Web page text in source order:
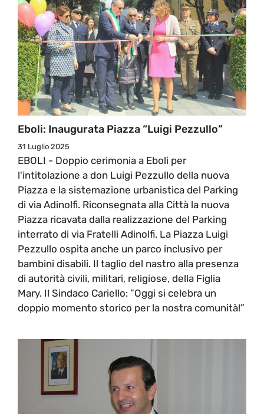
Eboli: Inaugurata Piazza “Luigi Pezzullo”
31 Luglio 2025
EBOLI - Doppio cerimonia a Eboli per
l'intitolazione a don Luigi Pezzullo della nuova
Piazza e la sistemazione urbanistica del Parking
di via Adinolfi. Riconsegnata alla Città la nuova
Piazza ricavata dalla realizzazione del Parking
interrato di via Fratelli Adinolfi. La Piazza Luigi
Pezzullo ospita anche un parco inclusivo per
bambini disabili. Il taglio del nastro alla presenza
di autorità civili, militari, religiose, della Figlia
Mary. Il Sindaco Cariello: ”Oggi si celebra un
doppio momento storico per la nostra comunità!”